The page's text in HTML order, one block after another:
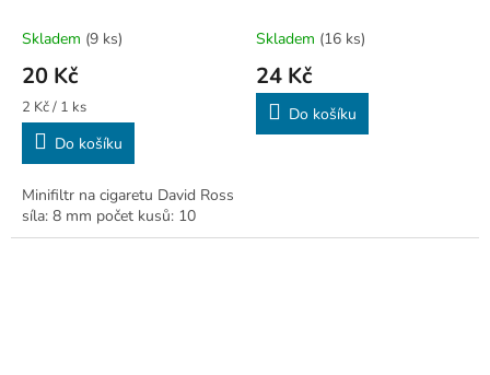
Skladem (9 ks)
20 Kč
Měrná
cena:
2 Kč / 1 ks
Do košíku
Minifiltr na cigaretu David Ross
síla: 8 mm počet kusů: 10
Skladem (16 ks)
24 Kč
Do košíku